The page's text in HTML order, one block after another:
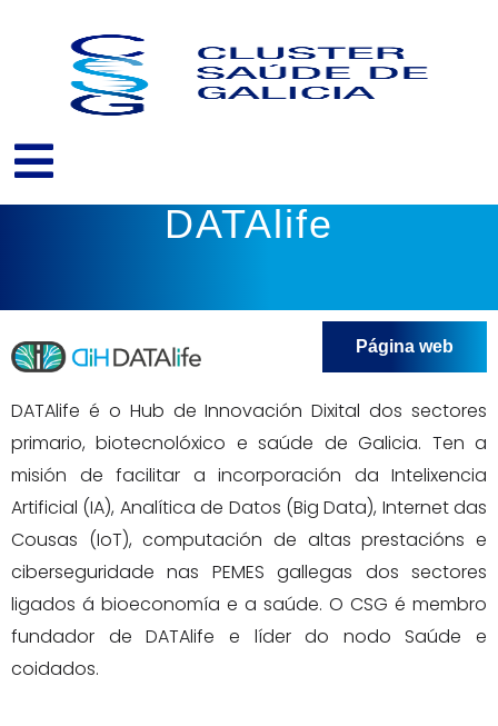
DATAlife
Página web
DATAlife é o Hub de Innovación Dixital dos sectores
primario, biotecnolóxico e saúde de Galicia. Ten a
misión de facilitar a incorporación da Intelixencia
Artificial (IA), Analítica de Datos (Big Data), Internet das
Cousas (IoT), computación de altas prestacións e
ciberseguridade nas PEMES gallegas dos sectores
ligados á bioeconomía e a saúde. O CSG é membro
fundador de DATAlife e líder do nodo Saúde e
coidados.